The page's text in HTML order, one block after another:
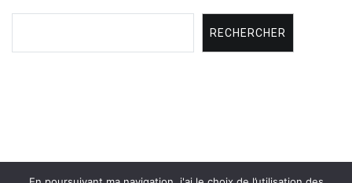
RECHERCHER